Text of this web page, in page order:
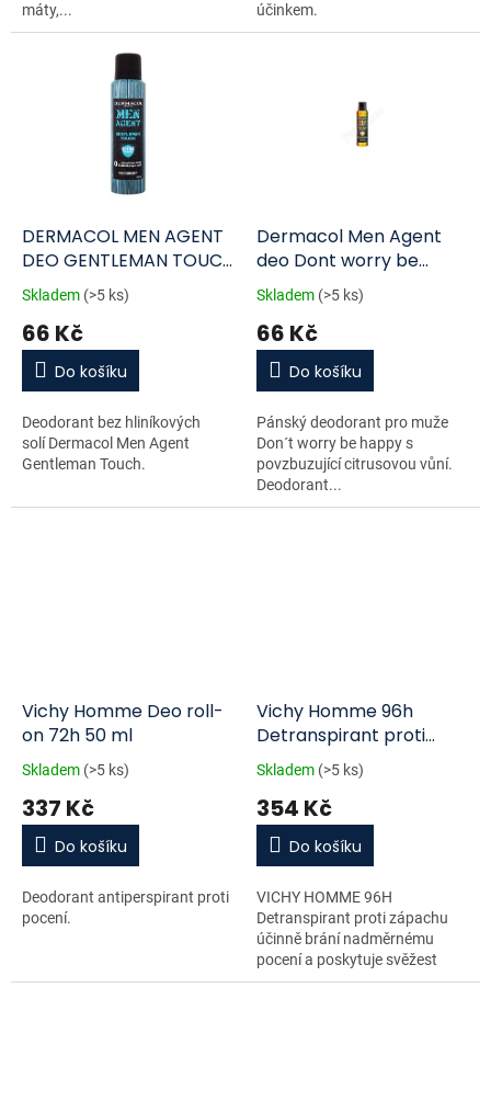
máty,...
účinkem.
DERMACOL MEN AGENT
DEO GENTLEMAN TOUCH
150ML
Skladem (>5 ks)
66 Kč
Do košíku
Deodorant bez hliníkových
solí Dermacol Men Agent
Gentleman Touch.
Dermacol Men Agent
deo Dont worry be
happy 150ml
Skladem (>5 ks)
66 Kč
Do košíku
Pánský deodorant pro muže
Don´t worry be happy s
povzbuzující citrusovou vůní.
Deodorant...
Vichy Homme Deo roll-
on 72h 50 ml
Skladem (>5 ks)
337 Kč
Do košíku
Deodorant antiperspirant proti
pocení.
Vichy Homme 96h
Detranspirant proti
zápachu roll-on 50 ml
Skladem (>5 ks)
354 Kč
Do košíku
VICHY HOMME 96H
Detranspirant proti zápachu
účinně brání nadměrnému
pocení a poskytuje svěžest
po...